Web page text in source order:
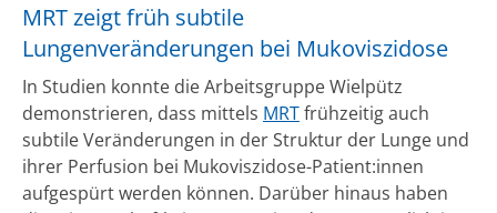
MRT zeigt früh subtile
Lungenveränderungen bei Mukoviszidose
In Studien konnte die Arbeitsgruppe Wielpütz
demonstrieren, dass mittels MRTfrühzeitig auch
subtile Veränderungen in der Struktur der Lunge und
ihrer Perfusion bei Mukoviszidose-Patient:innen
aufgespürt werden können. Darüber hinaus haben